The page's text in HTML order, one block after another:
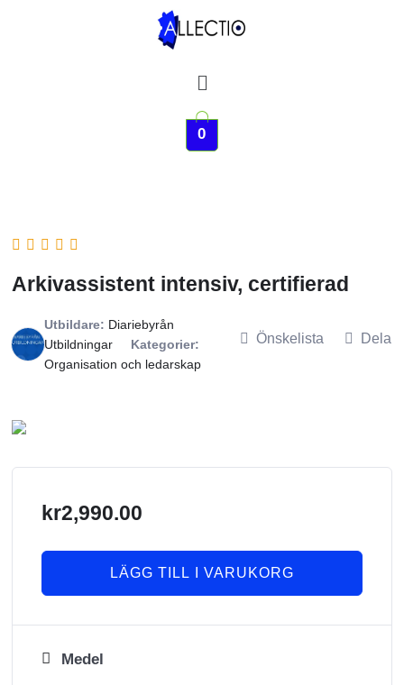
Meny
0
Arkivassistent intensiv, certifierad
Utbildare: Diariebyrån
Utbildningar
Kategorier:
Organisation och ledarskap
Önskelista Dela
kr2,990.00
LÄGG TILL I VARUKORG
Medel